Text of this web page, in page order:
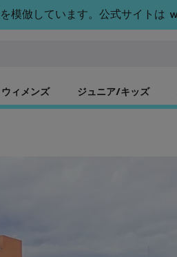
模倣しています。公式サイトは
ウィメンズ ジュニア/キッズ